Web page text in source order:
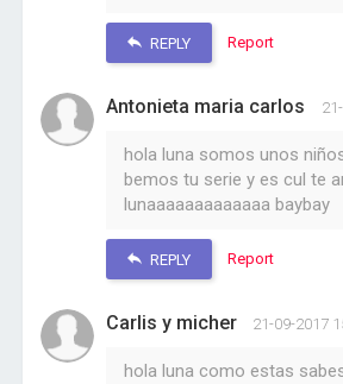
REPLY Report
Antonieta maria carlos
hola luna somos unos
bemos tu serie y es cul te
lunaaaaaaaaaaaaa baybay
REPLY Report
Carlis y micher 21-09-2017
hola luna como estas